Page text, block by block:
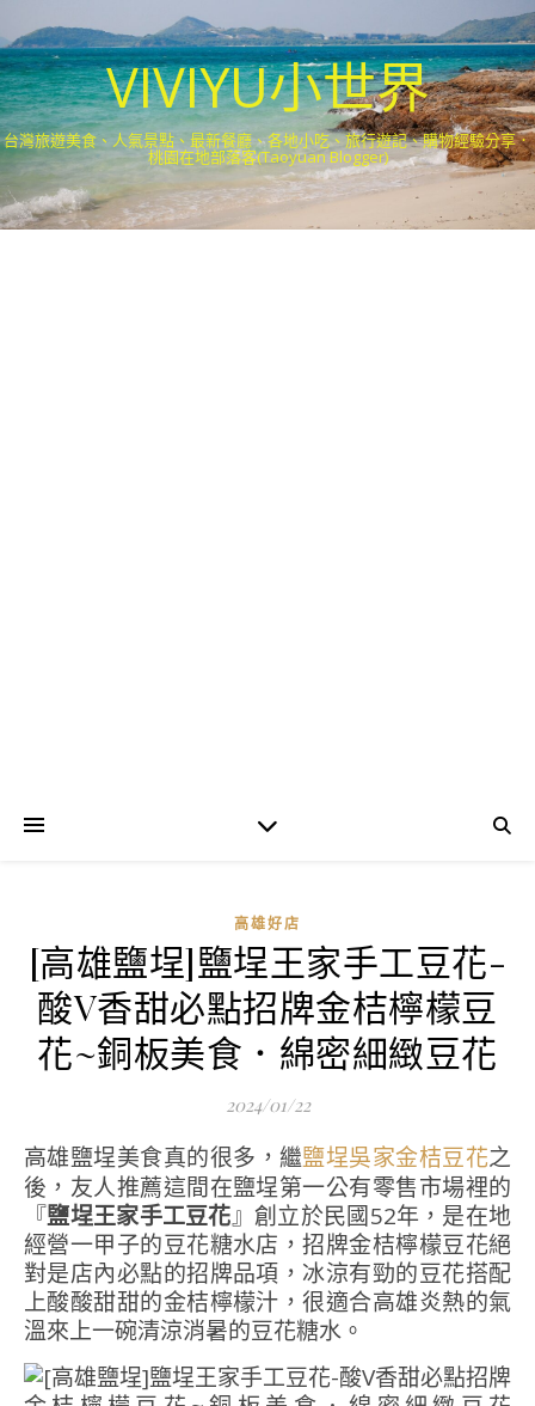
VIVIYU小世界
台灣旅遊美食、人氣景點、最新餐廳、各地小吃、旅行遊記、購物經驗分享．
桃園在地部落客(Taoyuan Blogger)
高雄好店
[高雄鹽埕]鹽埕王家手工豆花-
酸V香甜必點招牌金桔檸檬豆
花~銅板美食．綿密細緻豆花
2024/01/22
高雄鹽埕美食真的很多，繼鹽埕吳家金桔豆花之
後，友人推薦這間在鹽埕第一公有零售市場裡的
『鹽埕王家手工豆花』創立於民國52年，是在地
經營一甲子的豆花糖水店，招牌金桔檸檬豆花絕
對是店內必點的招牌品項，冰涼有勁的豆花搭配
上酸酸甜甜的金桔檸檬汁，很適合高雄炎熱的氣
溫來上一碗清涼消暑的豆花糖水。